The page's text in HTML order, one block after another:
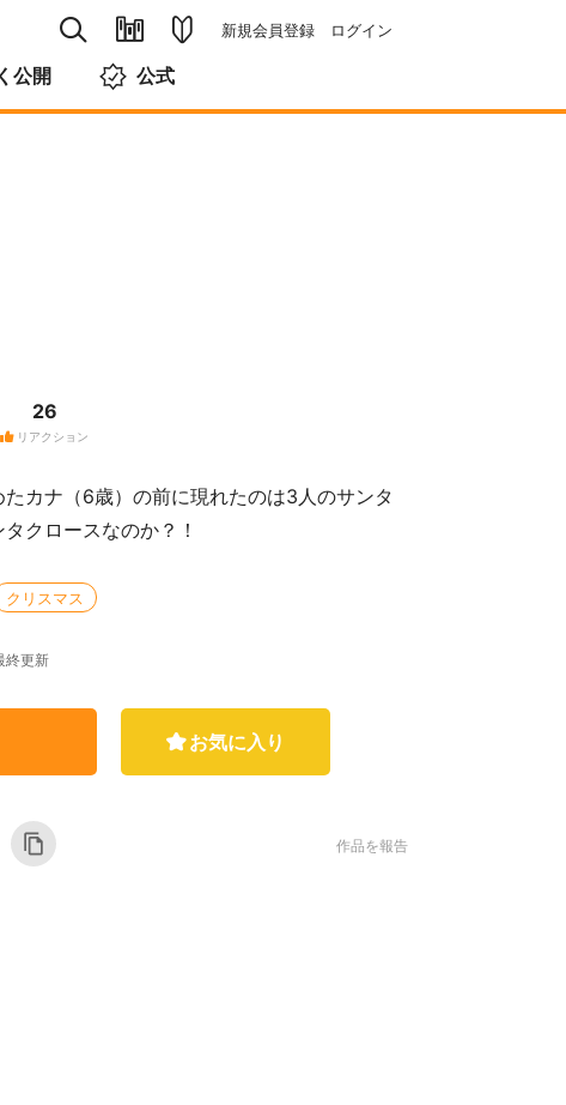
新規会員登録 ログイン
公開 公式
リアクション
26
カナ（6歳）の前に現れたのは3人のサンタ
クロースなのか？！
クリスマス
終更新
お気に入り
作品を報告